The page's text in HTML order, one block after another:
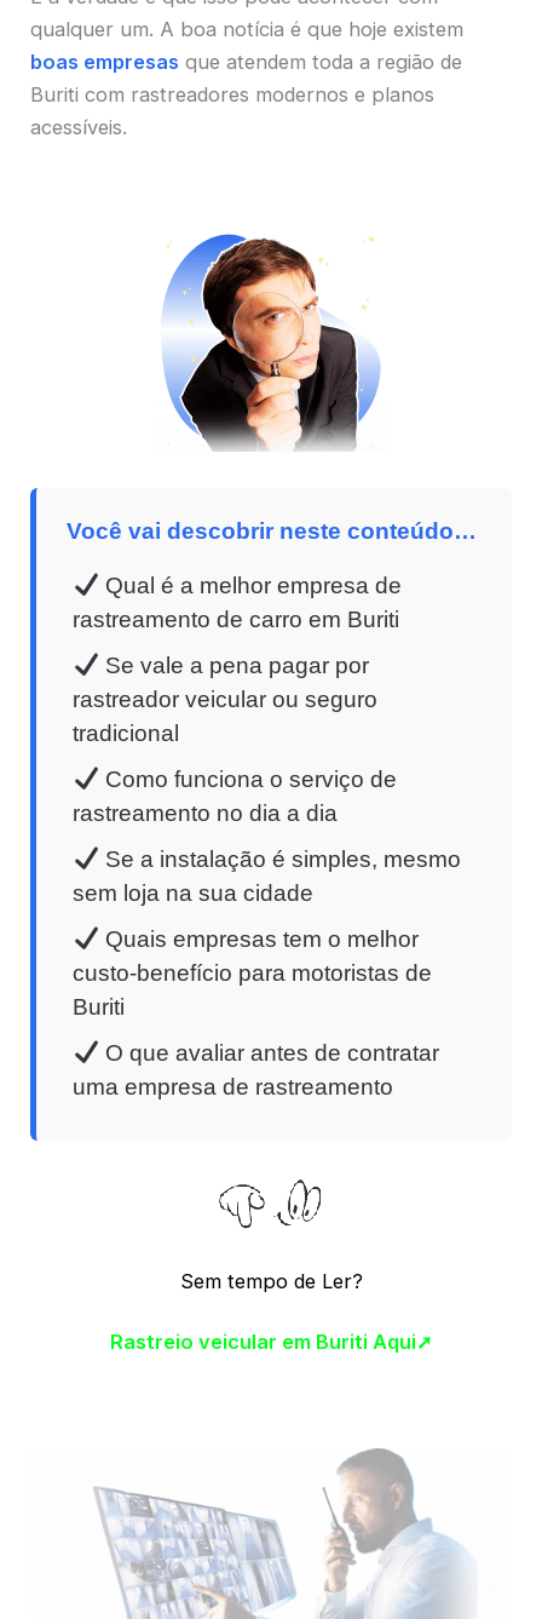
qualquer um. A boa notícia é que hoje existem
boas empresas que atendem toda a região de
Buriti com rastreadores modernos e planos
acessíveis.
Você vai descobrir neste conteúdo…
Qual é a melhor empresa de
rastreamento de carro em Buriti
Se vale a pena pagar por
rastreador veicular ou seguro
tradicional
Como funciona o serviço de
rastreamento no dia a dia
Se a instalação é simples, mesmo
sem loja na sua cidade
Quais empresas tem o melhor
custo-benefício para motoristas de
Buriti
O que avaliar antes de contratar
uma empresa de rastreamento
Sem tempo de Ler?
Rastreio veicular em Buriti Aqui➚